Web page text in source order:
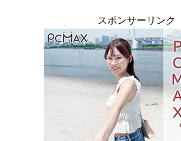
スポンサーリンク